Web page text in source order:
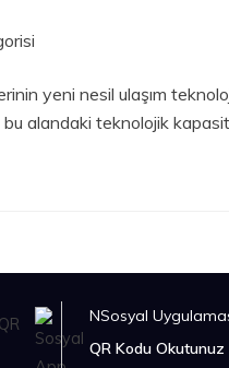
yeni nesil ulaşım
bu alandaki teknolojik
NSosyal
QR Kodu Okutunuz